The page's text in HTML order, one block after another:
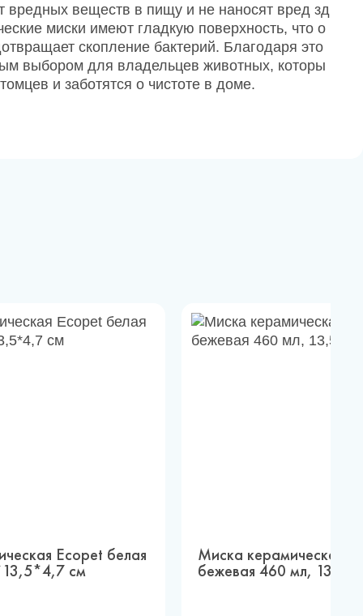
веществ в пищу и не наносят вред зд
миски имеют гладкую поверхность, что о
скопление бактерий. Благодаря это
выбором для владельцев животных, которы
и заботятся о чистоте в доме.
Ecopet белая
см
Миска керамическая
бежевая 460 мл,